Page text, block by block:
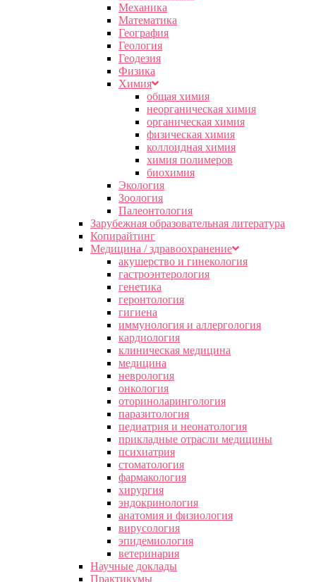
Механика
Математика
География
Геология
Геодезия
Физика
Химия
общая химия
неорганическая химия
органическая химия
физическая химия
коллоидная химия
химия полимеров
биохимия
Экология
Зоология
Палеонтология
Зарубежная образовательная литература
Копирайтинг
Медицина / здравоохранение
акушерство и гинекология
гастроэнтерология
генетика
геронтология
гигиена
иммунология и аллергология
кардиология
клиническая медицина
медицина
неврология
онкология
оториноларингология
паразитология
педиатрия и неонатология
прикладные отрасли медицины
психиатрия
стоматология
фармакология
хирургия
эндокринология
анатомия и физиология
вирусология
эпидемиология
ветеринария
Научные доклады
Практикумы